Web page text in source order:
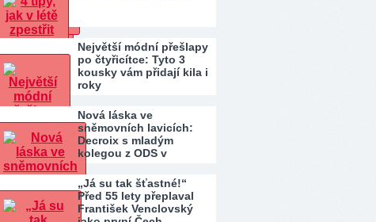
Největší módní přešlapy
po čtyřicítce: Tyto 3
kousky vám přidají kila i
roky
Nová láska ve
sněmovních lavicích:
Decroix s mladým
kolegou z ODS v
„Já su tak šťastné!“
Před 55 lety přeplaval
František Venclovský